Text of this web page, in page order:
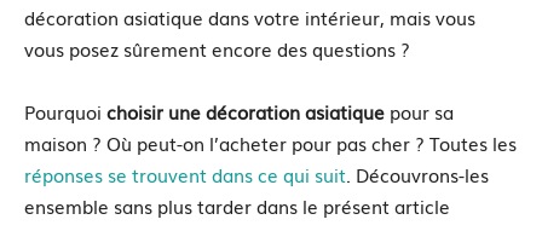
décoration asiatique dans votre intérieur, mais vous
vous posez sûrement encore des questions ?
Pourquoi choisir une décoration asiatique pour sa
maison ? Où peut-on l’acheter pour pas cher ? Toutes les
réponses se trouvent dans ce qui suit. Découvrons-les
ensemble sans plus tarder dans le présent article